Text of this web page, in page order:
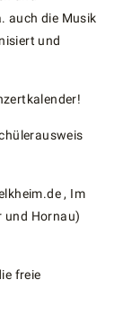
auch die Musik
und
, Im
und Hornau)
freie